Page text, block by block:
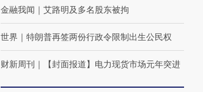
金融我闻 ｜ 艾路明及多名股东被拘
世界 ｜ 特朗普再签两份行政令限制出生公民权
财新周刊 ｜ 【封面报道】电力现货市场元年突进